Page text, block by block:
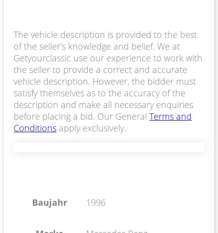
The vehicle description is provided to the best
of the seller’s knowledge and belief. We at
Getyourclassic use our experience to work with
the seller to provide a correct and accurate
vehicle description. However, the bidder must
satisfy themselves as to the accuracy of the
description and make all necessary enquiries
before placing a bid. Our General Terms and
Conditions apply exclusively.
Baujahr 1996